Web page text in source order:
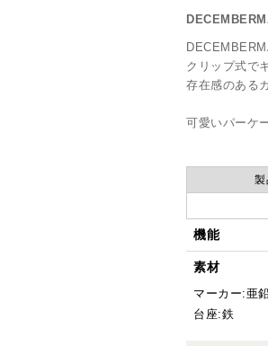
クリップ式で
存在感のある
可愛いパーケ
製
機能
素材
マーカー:亜
台座:鉄